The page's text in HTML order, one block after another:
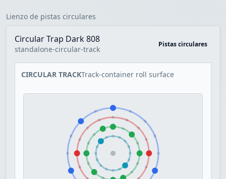
Lienzo de pistas circulares
Circular Trap Dark 808
standalone-circular-track
Pistas circulares
CIRCULAR TRACKTrack-container roll surface